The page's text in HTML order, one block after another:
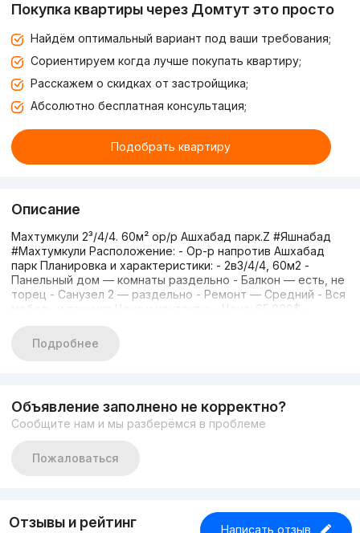
Покупка квартиры через Домтут это просто
Найдём оптимальный вариант под ваши требования;
Сориентируем когда лучше покупать квартиру;
Расскажем о скидках от застройщика;
Абсолютно бесплатная консультация;
Подобрать квартиру
Описание
Махтумкули 2³/4/4. 60м² ор/р Ашхабад парк.Z #Яшнабад
#Махтумкули Расположение: - Ор-р напротив Ашхабад
парк Планировка и характеристики: - 2в3/4/4, 60м2 -
Панельный дом — комнаты раздельно - Балкон — есть, не
торец - Санузел 2 — раздельно - Ремонт — Средний - Вся
мебель и техника Цена и контакты: - Цена: 65.000$ -
Подробнее
Объявление заполнено не корректно?
Сообщите нам и мы разберёмся в проблеме
Пожаловаться
Отзывы и рейтинг Написать отзыв